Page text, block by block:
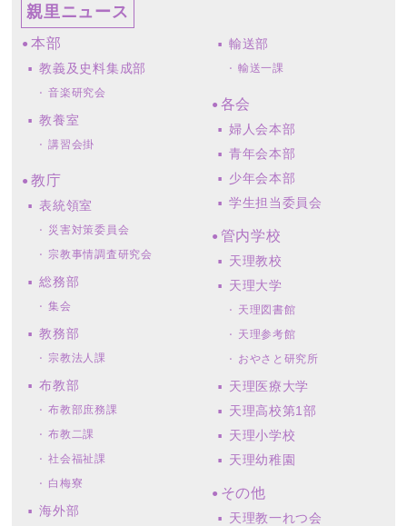
親里ニュース
本部
教義及史料集成部
音楽研究会
教養室
講習会掛
教庁
表統領室
災害対策委員会
宗教事情調査研究会
総務部
集会
教務部
宗教法人課
布教部
布教部庶務課
布教二課
社会福祉課
白梅寮
海外部
輸送部
輸送一課
各会
婦人会本部
青年会本部
少年会本部
学生担当委員会
管内学校
天理教校
天理大学
天理図書館
天理参考館
おやさと研究所
天理医療大学
天理高校第1部
天理小学校
天理幼稚園
その他
天理教一れつ会